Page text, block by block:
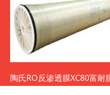
陶氏RO反渗透膜XC80富耐